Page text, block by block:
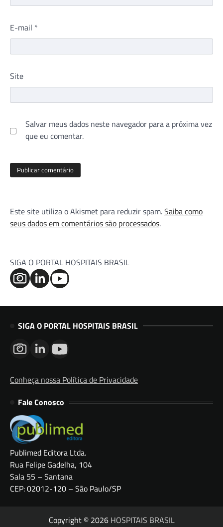
E-mail *
Site
Salvar meus dados neste navegador para a próxima vez
que eu comentar.
Este site utiliza o Akismet para reduzir spam.Saiba como
seus dados em comentários são processados.
SIGA O PORTAL HOSPITAIS BRASIL
SIGA O PORTAL HOSPITAIS BRASIL
Conheça nossa Política de Privacidade
Fale Conosco
Publimed Editora Ltda.
Rua Felipe Gadelha, 104
Sala 55 – Santana
CEP: 02012-120 – São Paulo/SP
Copyright © 2026 HOSPITAIS BRASIL